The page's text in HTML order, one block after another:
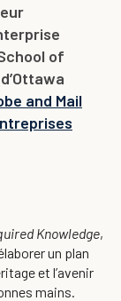
of
and Mail
Knowledge,
un plan
et l’avenir
mains.